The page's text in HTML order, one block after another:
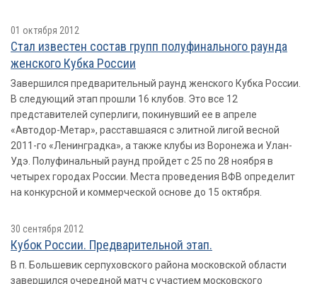
01 октября 2012
Стал известен состав групп полуфинального раунда
женского Кубка России
Завершился предварительный раунд женского Кубка России.
В следующий этап прошли 16 клубов. Это все 12
представителей суперлиги, покинувший ее в апреле
«Автодор-Метар», расставшаяся с элитной лигой весной
2011-го «Ленинградка», а также клубы из Воронежа и Улан-
Удэ. Полуфинальный раунд пройдет с 25 по 28 ноября в
четырех городах России. Места проведения ВФВ определит
на конкурсной и коммерческой основе до 15 октября.
30 сентября 2012
Кубок России. Предварительной этап.
В п. Большевик серпуховского района московской области
завершился очередной матч с участием московского